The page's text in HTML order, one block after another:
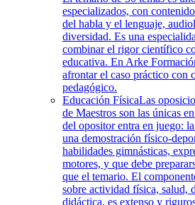
especializados, con
del habla y el lenguaje,
diversidad. Es una
combinar el rigor científico
educativa. En Arke
afrontar el caso práctico con
pedagógico.
Educación FísicaLas
de Maestros son las únicas
del opositor entra en juego:
una demostración físico-
habilidades gimnásticas,
motores, y que debe
que el temario. El
sobre actividad física, salud,
didáctica, es extenso y